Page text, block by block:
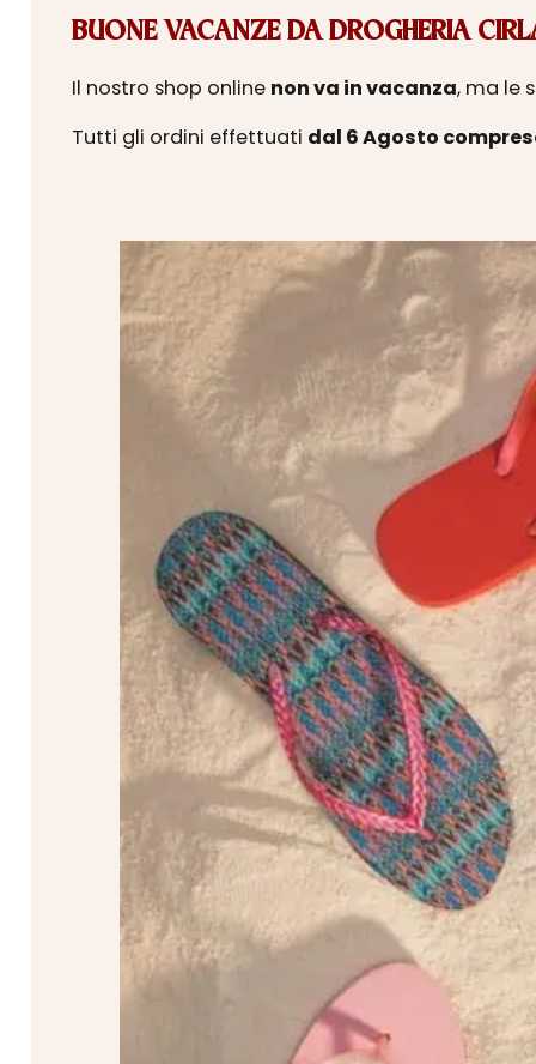
BUONE VACANZE DA DROGHERIA
Il nostro shop online non va in vacanza, ma le
Tutti gli ordini effettuati dal 6 Agosto